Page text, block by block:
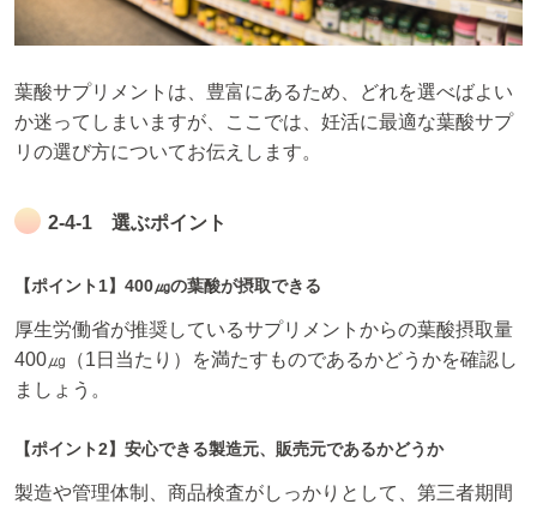
葉酸サプリメントは、豊富にあるため、どれを選べばよい
か迷ってしまいますが、ここでは、妊活に最適な葉酸サプ
リの選び方についてお伝えします。
2-4-1 選ぶポイント
【ポイント1】400㎍の葉酸が摂取できる
厚生労働省が推奨しているサプリメントからの葉酸摂取量
400㎍（1日当たり）を満たすものであるかどうかを確認し
ましょう。
【ポイント2】安心できる製造元、販売元であるかどうか
製造や管理体制、商品検査がしっかりとして、第三者期間